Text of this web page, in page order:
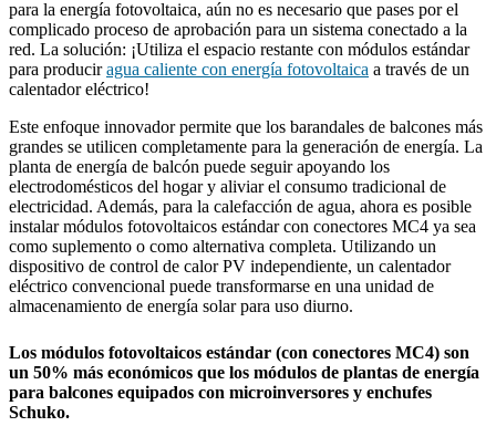
para la energía fotovoltaica, aún no es necesario que pases por el
complicado proceso de aprobación para un sistema conectado a la
red. La solución: ¡Utiliza el espacio restante con módulos estándar
para produciragua caliente con energía fotovoltaica a través de un
calentador eléctrico!
Este enfoque innovador permite que los barandales de balcones más
grandes se utilicen completamente para la generación de energía. La
planta de energía de balcón puede seguir apoyando los
electrodomésticos del hogar y aliviar el consumo tradicional de
electricidad. Además, para la calefacción de agua, ahora es posible
instalar módulos fotovoltaicos estándar con conectores MC4 ya sea
como suplemento o como alternativa completa. Utilizando un
dispositivo de control de calor PV independiente, un calentador
eléctrico convencional puede transformarse en una unidad de
almacenamiento de energía solar para uso diurno.
Los módulos fotovoltaicos estándar (con conectores MC4) son
un 50% más económicos que los módulos de plantas de energía
para balcones equipados con microinversores y enchufes
Schuko.